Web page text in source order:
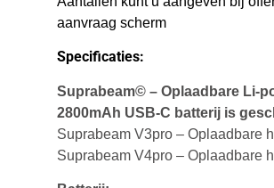
aanvraag scherm
Specificaties:
Suprabeam© – Oplaadbare Li-
2800mAh USB-C batterij is
Suprabeam V3pro – Oplaadbare
Suprabeam V4pro – Oplaadbare